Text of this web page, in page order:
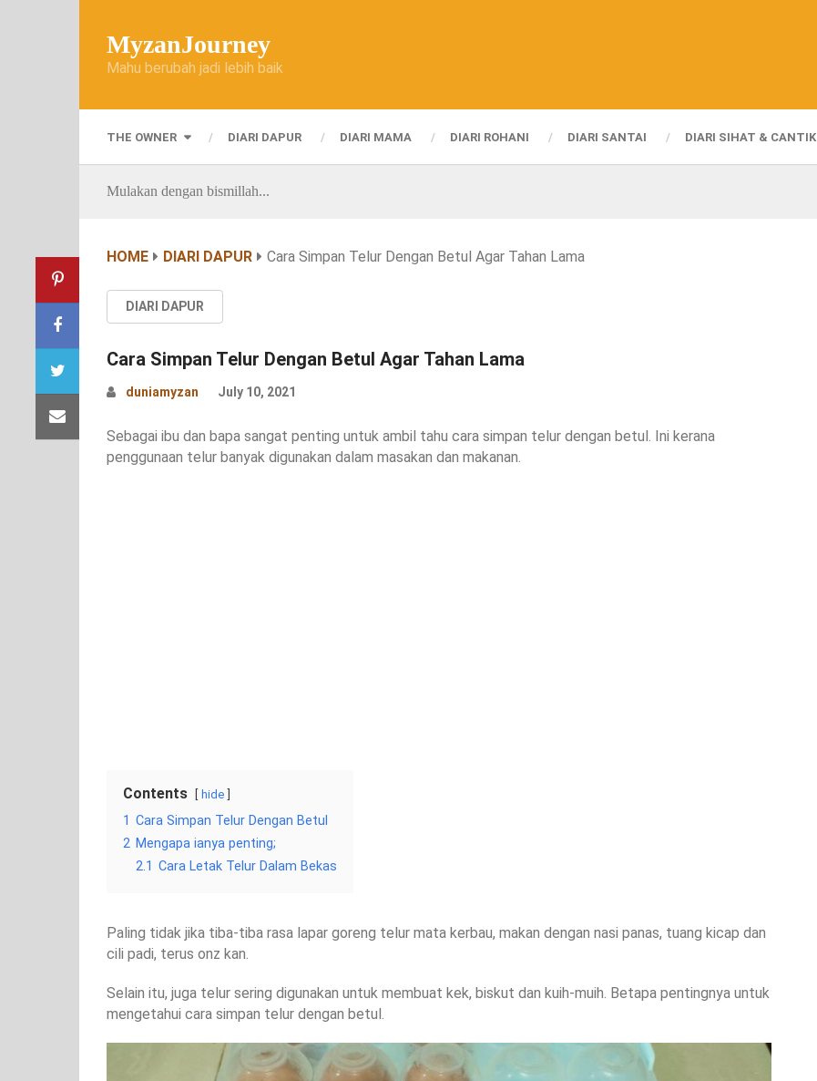
MyzanJourney
Mahu berubah jadi lebih baik
THE OWNER DIARI DAPUR DIARI MAMA DIARI ROHANI DIARI SANTAI DIARI SIHAT & CANTIK
Mulakan dengan bismillah...
HOME DIARI DAPUR Cara Simpan Telur Dengan Betul Agar Tahan Lama
DIARI DAPUR
Cara Simpan Telur Dengan Betul Agar Tahan Lama
duniamyzan July 10, 2021
Sebagai ibu dan bapa sangat penting untuk ambil tahu cara simpan telur dengan betul. Ini kerana
penggunaan telur banyak digunakan dalam masakan dan makanan.
Contents hide
1 Cara Simpan Telur Dengan Betul
2 Mengapa ianya penting;
2.1 Cara Letak Telur Dalam Bekas
Paling tidak jika tiba-tiba rasa lapar goreng telur mata kerbau, makan dengan nasi panas, tuang kicap dan
cili padi, terus onz kan.
Selain itu, juga telur sering digunakan untuk membuat kek, biskut dan kuih-muih. Betapa pentingnya untuk
mengetahui cara simpan telur dengan betul.